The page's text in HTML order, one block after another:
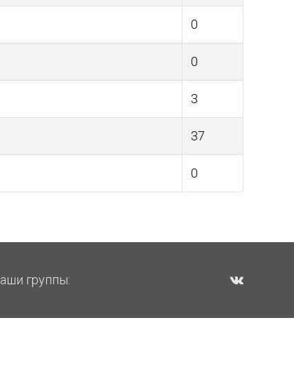
0
0
3
37
0
группы: